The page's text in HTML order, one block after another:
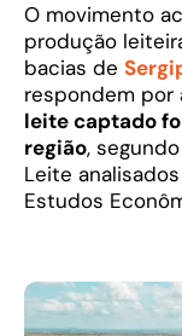
O movimento
produção
bacias de
respondem por
leite captado
região,
Leite
Estudos